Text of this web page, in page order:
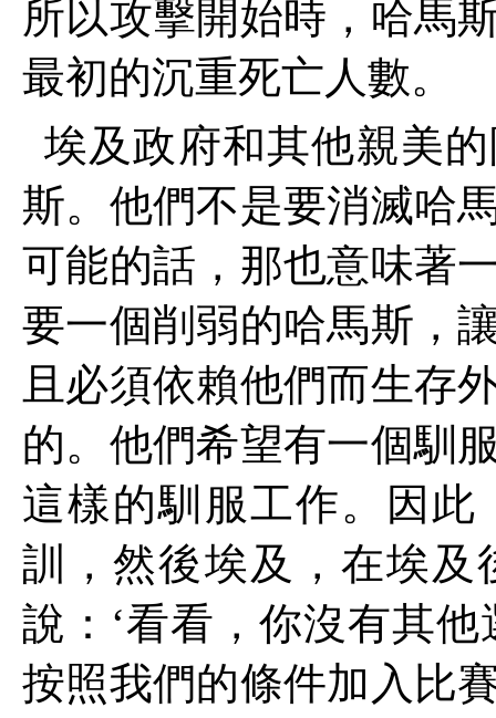
所以攻擊開始時，哈馬
最初的沉重死亡人數。
埃及政府和其他親美
斯。他們不是要消滅哈
可能的話，那也意味著
要一個削弱的哈馬斯，
且必須依賴他們而生存
的。他們希望有一個馴
這樣的馴服工作。因
訓，然後埃及，在埃
說：‘看看，你沒有其
按照我們的條件加入比